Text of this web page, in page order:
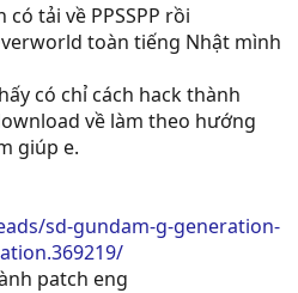
tải về PPSSPP rồi
toàn tiếng Nhật mình
có chỉ cách hack thành
về làm theo hướng
giúp e.
sd-gundam-g-generation-
patch eng